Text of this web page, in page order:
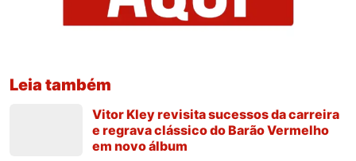
Leia também
Vitor Kley revisita sucessos da carreira
e regrava clássico do Barão Vermelho
em novo álbum